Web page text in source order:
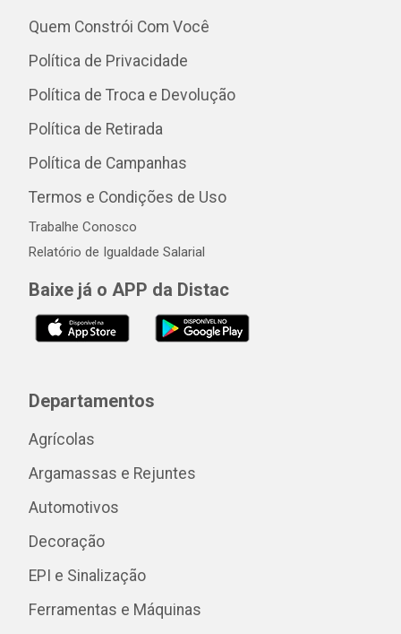
Quem Constrói Com Você
Política de Privacidade
Política de Troca e Devolução
Política de Retirada
Política de Campanhas
Termos e Condições de Uso
Trabalhe Conosco
Relatório de Igualdade Salarial
Baixe já o APP da Distac
Departamentos
Agrícolas
Argamassas e Rejuntes
Automotivos
Decoração
EPI e Sinalização
Ferramentas e Máquinas